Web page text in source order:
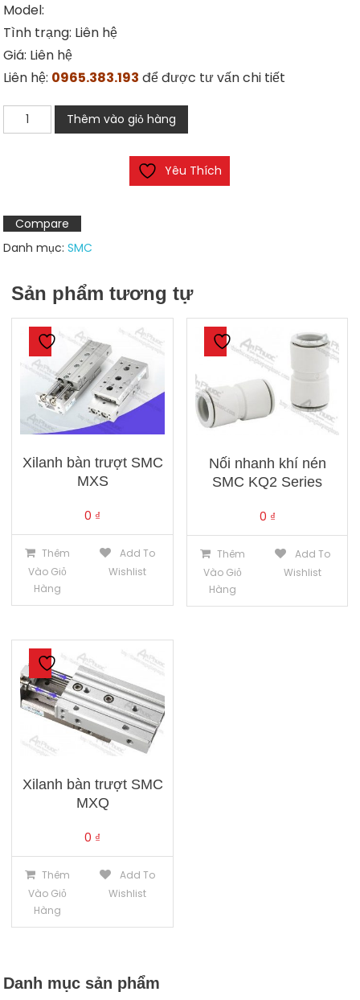
Model:
Tình trạng: Liên hệ
Giá: Liên hệ
Liên hệ: 0965.383.193 để được tư vấn chi tiết
điện
5FU-
X28
số
Thêm vào giỏ hàng
Yêu Thích
Compare
Danh mục:SMC
Sản phẩm tương tự
Xilanh bàn trượt SMC
MXS
0 ₫
Thêm
Vào Giỏ
Hàng
Add To
Wishlist
Nối nhanh khí nén
SMC KQ2 Series
0 ₫
Thêm
Vào Giỏ
Hàng
Add To
Wishlist
Xilanh bàn trượt SMC
MXQ
0 ₫
Thêm
Vào Giỏ
Hàng
Add To
Wishlist
Danh mục sản phẩm